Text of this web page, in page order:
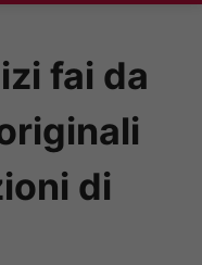
fai da
di